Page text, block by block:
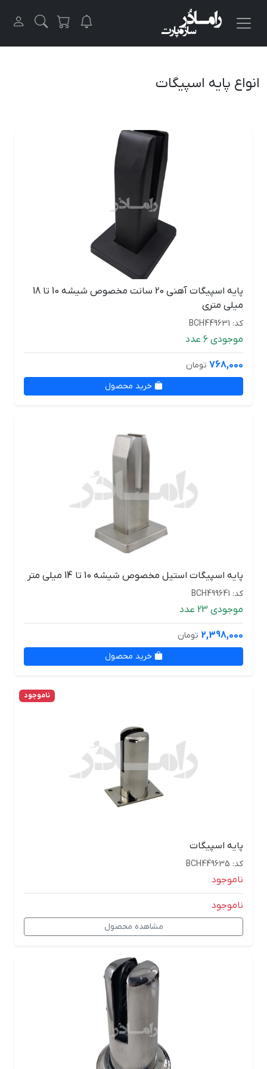
انواع پایه اسپیگات
پایه اسپیگات آهنی 20 سانت مخصوص شیشه 10 تا 18
میلی متری
کد: BCH449631
موجودی 6 عدد
768,000 تومان
خرید محصول
پایه اسپیگات استیل مخصوص شیشه 10 تا 14 میلی متر
کد: BCH499641
موجودی 23 عدد
2,398,000 تومان
خرید محصول
ناموجود
پایه اسپیگات
کد: BCH449635
ناموجود
ناموجود
مشاهده محصول